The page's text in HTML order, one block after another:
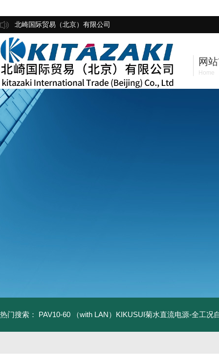
北崎国际贸易（北京）有限公司
网
Home
热门搜索： PAV10-60 （with LAN）KIKUSUI菊水直流电源-全工况